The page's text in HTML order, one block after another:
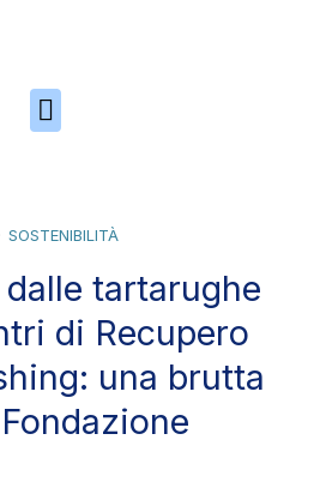
SOSTENIBILITÀ
tartarughe
di Recupero
una brutta